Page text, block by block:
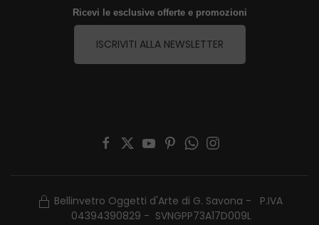
Ricevi le esclusive offerte e promozioni
ISCRIVITI ALLA NEWSLETTER
Bellinvetro Oggetti d'Arte di G. Savona - P.IVA
04394390829 - SVNGPP73A17D009L